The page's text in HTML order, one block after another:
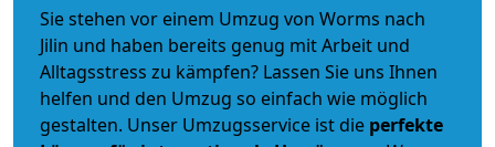
Sie stehen vor einem Umzug von Worms nach
Jilin und haben bereits genug mit Arbeit und
Alltagsstress zu kämpfen? Lassen Sie uns Ihnen
helfen und den Umzug so einfach wie möglich
gestalten. Unser Umzugsservice ist die perfekte